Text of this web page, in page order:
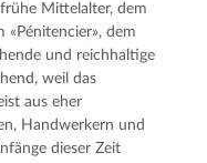
Mittelalter, dem
«Pénitencier», dem
und reichhaltige
weil das
aus eher
Handwerkern und
dieser Zeit